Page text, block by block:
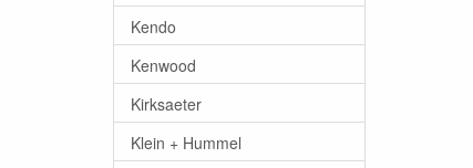
Kendo
Kenwood
Kirksaeter
Klein + Hummel